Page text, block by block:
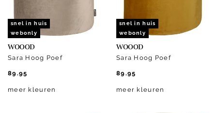
snel in huis
webonly
WOOOD
Sara Hoog Poef
89.95
meer kleuren
snel in huis
webonly
WOOOD
Sara Hoog Poef
89.95
meer kleuren